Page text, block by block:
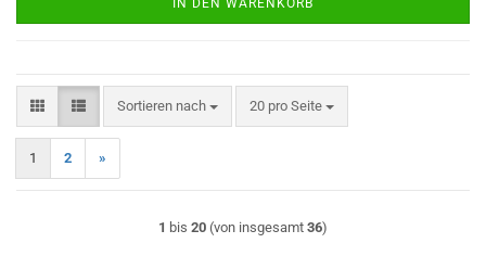
IN DEN WARENKORB
Sortieren nach
Sortieren nach 20 pro Seite
pro Seite
1 2 »
1 bis 20 (von insgesamt 36)